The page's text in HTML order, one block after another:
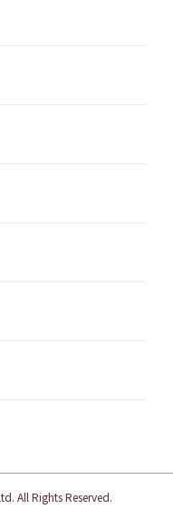
All Rights Reserved.